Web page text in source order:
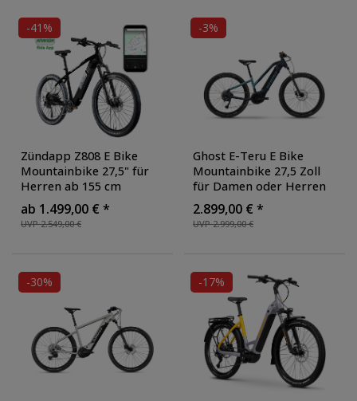
-41%
Zündapp Z808 E Bike
Mountainbike 27,5" für
Herren ab 155 cm
Pedelec 10 Gang
Elektrofahrrad 540Wh
Scheibenbremsen
UVP 2.549,00 €
ab 1.499,00 € *
-3%
Ghost E-Teru E Bike
Mountainbike 27,5 Zoll
für Damen oder Herren
155 - 175 cm Pedelec
Hardtail mit Bosch
Mittelmotor und 9 Gang
UVP 2.999,00 €
2.899,00 € *
-30% -17%